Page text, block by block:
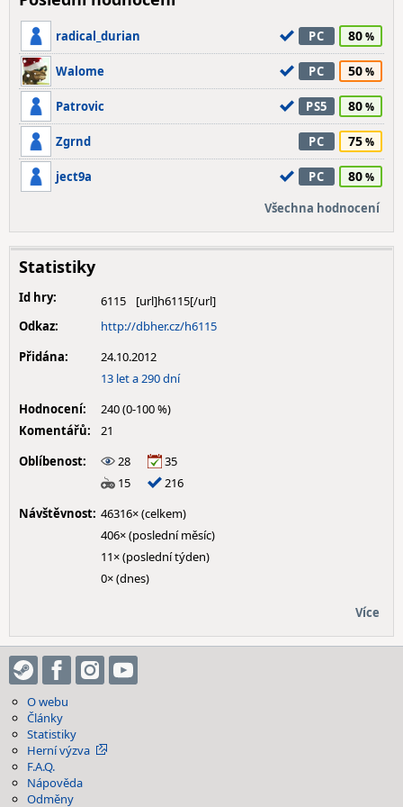
radical_durian PC 80
Walome PC 50
Patrovic PS5 80
Zgrnd PC 75
ject9a PC 80
Všechna hodnocení
Statistiky
Id hry:
6115
Odkaz:
http://dbher.cz/h6115
Přidána:
24.10.2012
13 let a 290 dní
Hodnocení:
240 (0-100 %)
Komentářů:
21
Oblíbenost:
28
35
15
216
Návštěvnost: 46316× (celkem)
406× (poslední měsíc)
11× (poslední týden)
0× (dnes)
Více
O webu
Články
Statistiky
Herní výzva
F.A.Q.
Nápověda
Odměny